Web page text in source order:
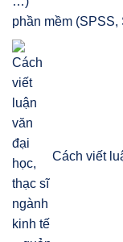
phần mềm
Cách viết